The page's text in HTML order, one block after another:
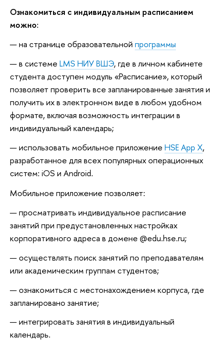
Ознакомиться с индивидуальным расписанием
можно:
на странице образовательной программы
в системе LMS НИУ ВШЭ, где в личном кабинете
студента доступен модуль «Расписание», который
позволяет проверить все запланированные занятия и
получить их в электронном виде в любом удобном
формате, включая возможность интеграции в
индивидуальный календарь;
использовать мобильное приложение HSE App X,
разработанное для всех популярных операционных
систем: iOS и Android.
Мобильное приложение позволяет:
просматривать индивидуальное расписание
занятий при предустановленных настройках
корпоративного адреса в домене @edu.hse.ru;
осуществлять поиск занятий по преподавателям
или академическим группам студентов;
ознакомиться с местонахождением корпуса, где
запланировано занятие;
интегрировать занятия в индивидуальный
календарь.